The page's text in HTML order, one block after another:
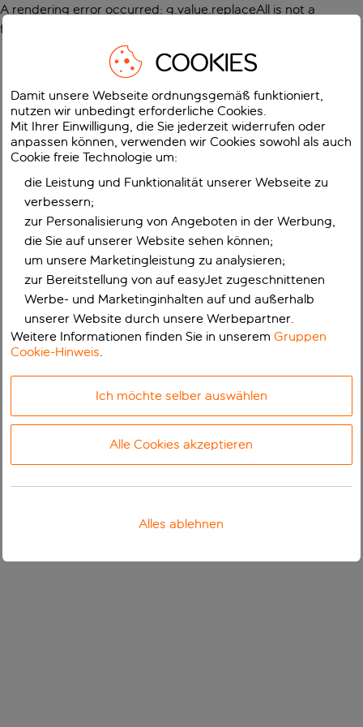
A rendering error occurred: g.value.replaceAll is not a
function
COOKIES
Damit unsere Webseite ordnungsgemäß funktioniert,
nutzen wir unbedingt erforderliche Cookies.
Mit Ihrer Einwilligung, die Sie jederzeit widerrufen oder
anpassen können, verwenden wir Cookies sowohl als auch
Cookie freie Technologie um:
die Leistung und Funktionalität unserer Webseite zu
verbessern;
zur Personalisierung von Angeboten in der Werbung,
die Sie auf unserer Website sehen können;
um unsere Marketingleistung zu analysieren;
zur Bereitstellung von auf easyJet zugeschnittenen
Werbe- und Marketinginhalten auf und außerhalb
unserer Website durch unsere Werbepartner.
Weitere Informationen finden Sie in unseremGruppen
Cookie-Hinweis.
Ich möchte selber auswählen
Alle Cookies akzeptieren
Alles ablehnen